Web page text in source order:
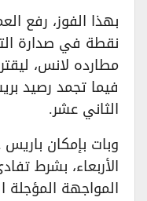
مطارده لانس،
الثاني عشر.
وبات بإمكان
الأربعاء، بشرط
المواجهة المؤجلة